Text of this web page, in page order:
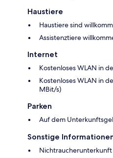
Haustiere
Haustiere sind
Assistenztiere
Internet
Kostenloses WLAN in
Kostenloses WLAN in
MBit/s)
Parken
Auf dem
Sonstige
Nichtraucherunterkunft